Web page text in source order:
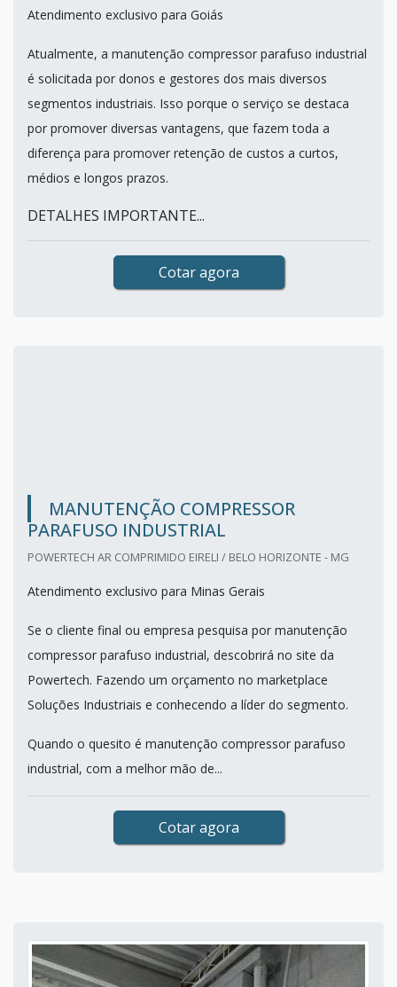
Atendimento exclusivo para Goiás
Atualmente, a manutenção compressor parafuso industrial
é solicitada por donos e gestores dos mais diversos
segmentos industriais. Isso porque o serviço se destaca
por promover diversas vantagens, que fazem toda a
diferença para promover retenção de custos a curtos,
médios e longos prazos.
DETALHES IMPORTANTE...
Cotar agora
MANUTENÇÃO COMPRESSOR
PARAFUSO INDUSTRIAL
POWERTECH AR COMPRIMIDO EIRELI / BELO HORIZONTE - MG
Atendimento exclusivo para Minas Gerais
Se o cliente final ou empresa pesquisa por manutenção
compressor parafuso industrial, descobrirá no site da
Powertech. Fazendo um orçamento no marketplace
Soluções Industriais e conhecendo a líder do segmento.
Quando o quesito é manutenção compressor parafuso
industrial, com a melhor mão de...
Cotar agora